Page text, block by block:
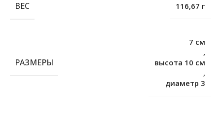
ВЕС 116,67 г
РАЗМЕРЫ
7 см
,
высота 10 см
,
диаметр 3